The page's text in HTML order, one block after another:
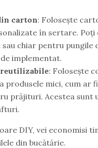
carton: Folosește
în sertare.
chiar pentru
implementat.
reutilizabile: Folosește
produsele mici, cum ar
prăjituri. Acestea sunt
DIY, vei economisi
din bucătărie.